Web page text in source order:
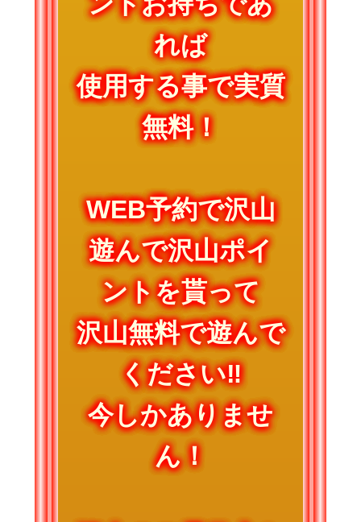
れば
使用する事で実質
無料！
WEB予約で沢山
遊んで沢山ポイ
ントを貰って
沢山無料で遊んで
ください‼
今しかありませ
ん！